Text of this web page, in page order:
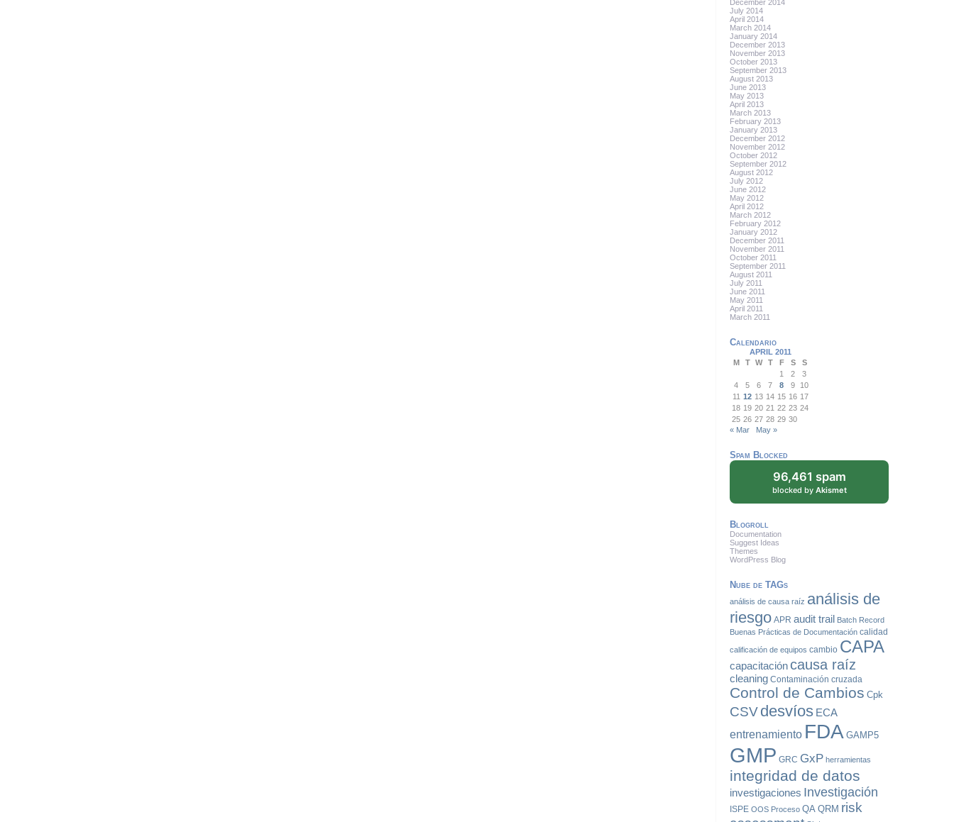
December 2014
July 2014
April 2014
March 2014
January 2014
December 2013
November 2013
October 2013
September 2013
August 2013
June 2013
May 2013
April 2013
March 2013
February 2013
January 2013
December 2012
November 2012
October 2012
September 2012
August 2012
July 2012
June 2012
May 2012
April 2012
March 2012
February 2012
January 2012
December 2011
November 2011
October 2011
September 2011
August 2011
July 2011
June 2011
May 2011
April 2011
March 2011
Calendario
APRIL 2011
M
T W T F S
S
1
2
3
4
5 6 7 8 9
10
11 12 13 14 15 16 17
18 19 20 21 22 23 24
25 26 27 28 29 30
« Mar
May »
Spam Blocked
96,461 spam
blocked by Akismet
Blogroll
Documentation
Suggest Ideas
Themes
WordPress Blog
Nube de TAGs
análisis de causa raíz análisis de
riesgo APR audit trail Batch Record
Buenas Prácticas de Documentación calidad
calificación de equipos cambio CAPA
capacitacióncausa raíz
cleaning Contaminación cruzada
Control de Cambios Cpk
CSVdesvíos ECA
entrenamiento FDA GAMP5
GMP GRC GxP herramientas
integridad de datos
investigaciones Investigación
ISPE OOS Proceso QA QRM risk